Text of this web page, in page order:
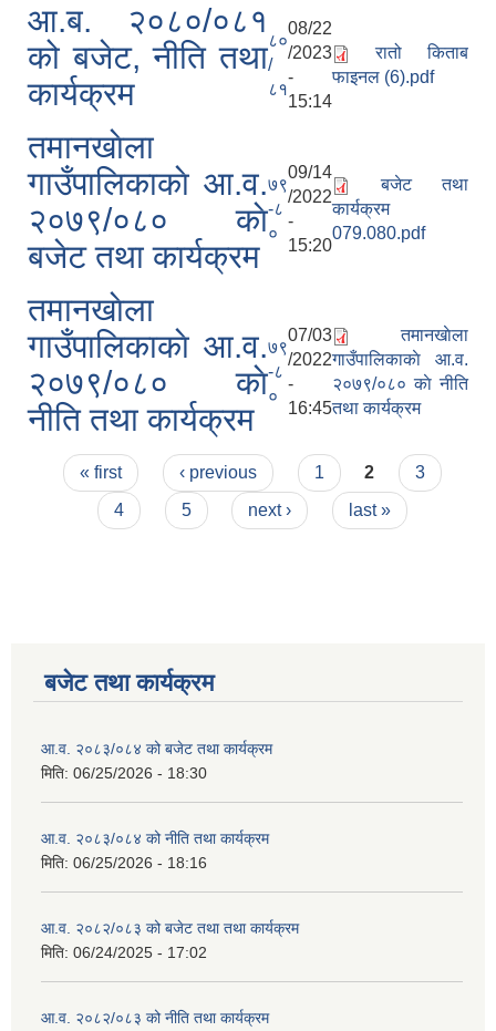
आ.ब. २०८०/०८१
को बजेट, नीति तथा
कार्यक्रम
८०
/
८१
08/22
/2023
-
15:14
रातो किताब
फाइनल (6).pdf
तमानखाेला
गाउँपालिकाकाे आ.व.
२०७९/०८० काे
बजेट तथा कार्यक्रम
७९
-८
०
09/14
/2022
-
15:20
बजेट तथा
कार्यक्रम
079.080.pdf
तमानखाेला
गाउँपालिकाकाे आ.व.
२०७९/०८० काे
नीति तथा कार्यक्रम
७९
-८
०
07/03
/2022
-
16:45
तमानखाेला
गाउँपालिकाकाे आ.व.
२०७९/०८० काे नीति
तथा कार्यक्रम
Pages
« first ‹ previous 1 2
3
4
5 next › last »
बजेट तथा कार्यक्रम
आ.व. २०८३/०८४ को बजेट तथा कार्यक्रम
मिति: 06/25/2026 - 18:30
आ.व. २०८३/०८४ को नीति तथा कार्यक्रम
मिति: 06/25/2026 - 18:16
आ.व. २०८२/०८३ को बजेट तथा तथा कार्यक्रम
मिति: 06/24/2025 - 17:02
आ.व. २०८२/०८३ को नीति तथा कार्यक्रम